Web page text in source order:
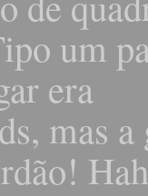
um
era
mas